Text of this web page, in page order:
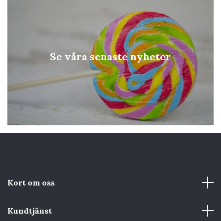
Se våra senaste nyheter
Kort om oss
Kundtjänst